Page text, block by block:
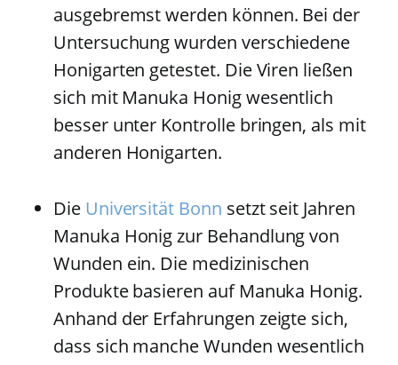
ausgebremst werden können. Bei der
Untersuchung wurden verschiedene
Honigarten getestet. Die Viren ließen
sich mit Manuka Honig wesentlich
besser unter Kontrolle bringen, als mit
anderen Honigarten.
Die Universität Bonn setzt seit Jahren
Manuka Honig zur Behandlung von
Wunden ein. Die medizinischen
Produkte basieren auf Manuka Honig.
Anhand der Erfahrungen zeigte sich,
dass sich manche Wunden wesentlich